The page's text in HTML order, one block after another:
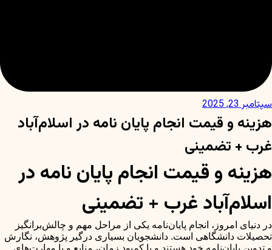
سپتامبر 23, 2025
هزینه و قیمت انجام پایان نامه در اسلام‌آباد
غرب + تضمینی
هزینه و قیمت انجام پایان نامه در
اسلام‌آباد غرب + تضمینی
در دنیای امروز، انجام پایان‌نامه یکی از مراحل مهم و چالش‌برانگیز
تحصیلات دانشگاهی است. دانشجویان بسیاری درگیر پژوهش، نگارش